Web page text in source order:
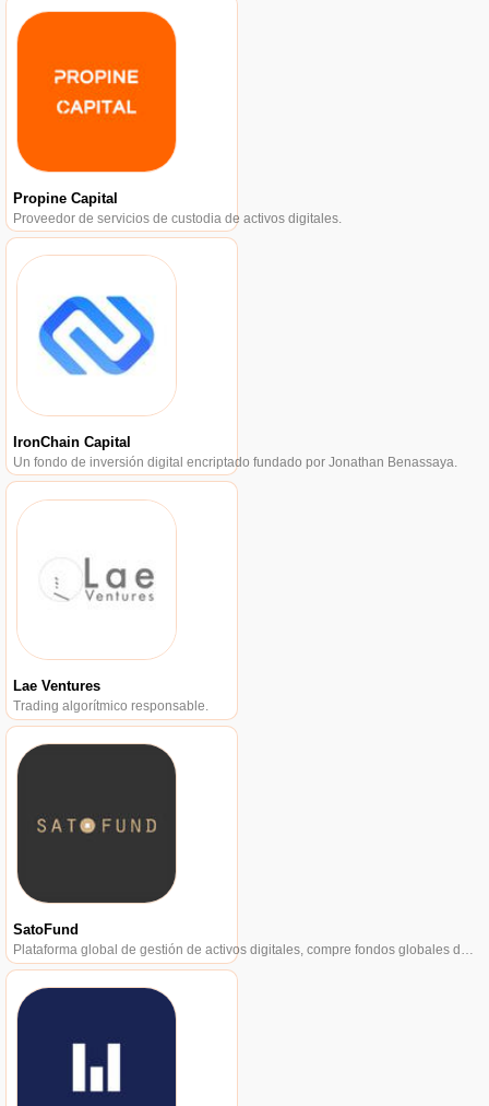
Propine Capital
Proveedor de servicios de custodia de activos digitales.
IronChain Capital
Un fondo de inversión digital encriptado fundado por Jonathan Benassaya.
Lae Ventures
Trading algorítmico responsable.
SatoFund
Plataforma global de gestión de activos digitales, compre fondos globales de alta calidad a través de Bitcoin.